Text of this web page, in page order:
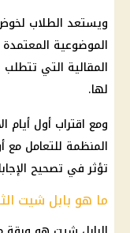
ويستعد الطلاب لخوض
الموضوعية المعتمدة
المقالية التي
لها.
ومع اقتراب أول أيام
المنظمة للتعامل مع
تؤثر في تصحيح
ما هو بابل شيت